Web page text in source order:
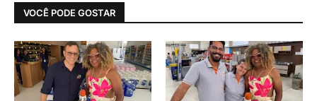
VOCÊ PODE GOSTAR